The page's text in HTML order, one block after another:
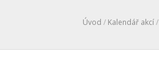
Úvod / Kalendář akcí/